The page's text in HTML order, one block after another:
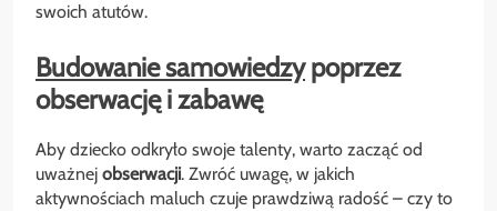
swoich atutów.
Budowanie samowiedzypoprzez
obserwację i zabawę
Aby dziecko odkryło swoje talenty, warto zacząć od
uważnej obserwacji. Zwróć uwagę, w jakich
aktywnościach maluch czuje prawdziwą radość – czy to